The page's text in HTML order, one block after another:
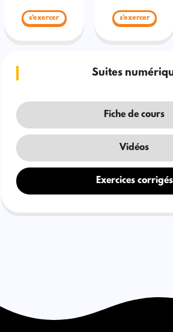
s'exercer s'exercer
Suites
Fiche de cours
Vidéos
Exercices corrigés